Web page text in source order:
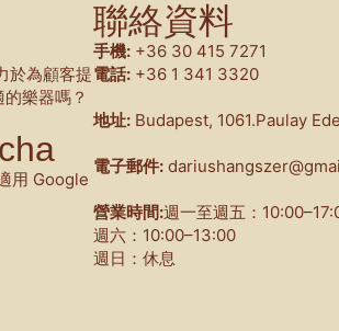
於為顧客提
樂器嗎？
用 Google
聯絡資料
手機: +36 30 415 7271
電話: +36 1 341 3320
地址: Budapest, 1061.Paulay
電子郵件:
營業時間:週一至週五：
週六：10:00–13:00
週日：休息